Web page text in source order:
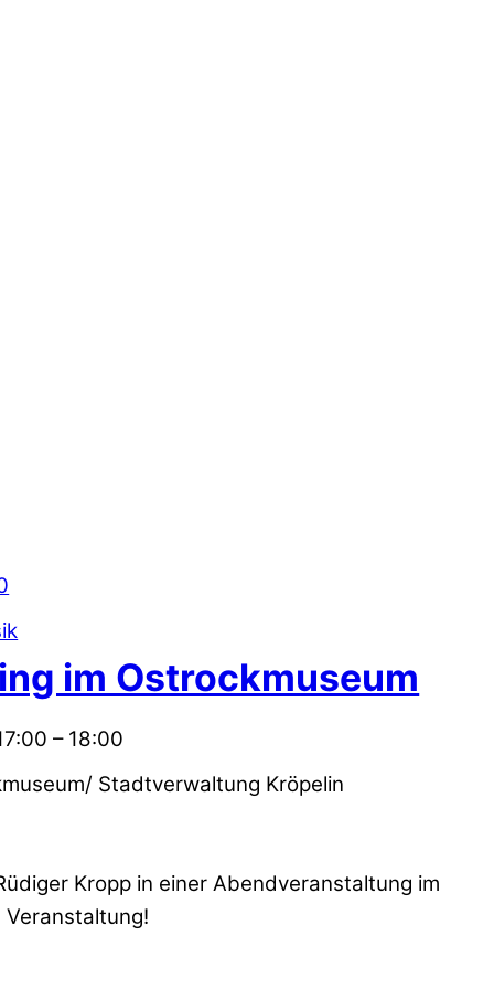
im Ostrockmuseum
– 18:00
Stadtverwaltung Kröpelin
Kropp in einer Abendveranstaltung im